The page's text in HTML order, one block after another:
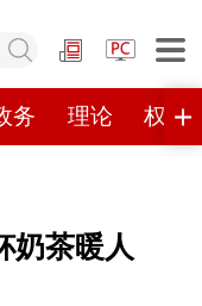
务 理论 权威
布 原创
奶茶暖人